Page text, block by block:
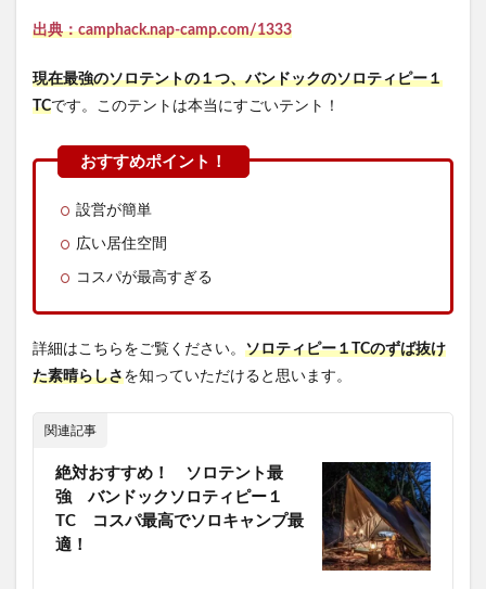
出典：camphack.nap-camp.com/1333
現在最強のソロテントの１つ、バンドックのソロティピー１
TCです。このテントは本当にすごいテント！
設営が簡単
広い居住空間
コスパが最高すぎる
詳細はこちらをご覧ください。 ソロティピー１TCのずば抜け
た素晴らしさを知っていただけると思います。
関連記事
絶対おすすめ！ ソロテント最
強 バンドックソロティピー１
TC コスパ最高でソロキャンプ最
適！